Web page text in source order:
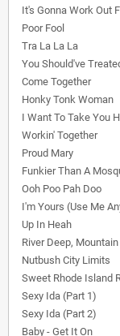
It's Gonna Work Out
Poor Fool
Tra La La La
You Should've
Come Together
Honky Tonk Woman
I Want To Take You
Workin' Together
Proud Mary
Funkier Than A
Ooh Poo Pah Doo
I'm Yours (Use Me
Up In Heah
River Deep,
Nutbush City Limits
Sweet Rhode Island
Sexy Ida (Part 1)
Sexy Ida (Part 2)
Baby - Get It On